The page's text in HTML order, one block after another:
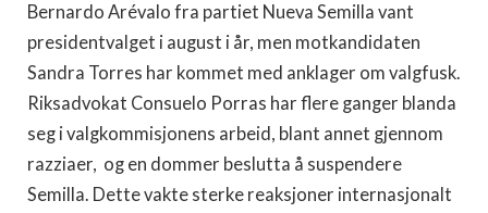
Bernardo Arévalo fra partiet Nueva Semilla vant
presidentvalget i august i år, men motkandidaten
Sandra Torres har kommet med anklager om valgfusk.
Riksadvokat Consuelo Porras har flere ganger blanda
seg i valgkommisjonens arbeid, blant annet gjennom
razziaer, og en dommer beslutta å suspendere
Semilla. Dette vakte sterke reaksjoner internasjonalt